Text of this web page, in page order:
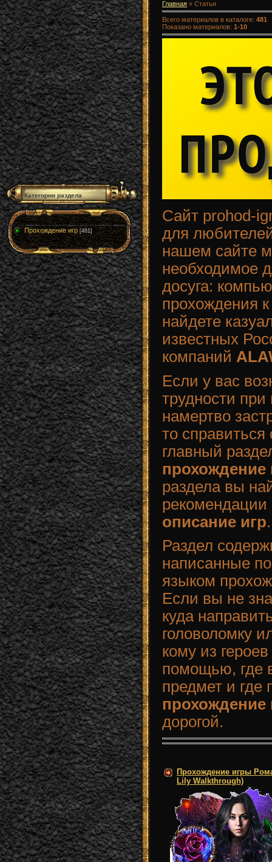
Категории раздела
Прохождение игр [481]
Главная » Статьи
Всего материалов в каталоге: 481
Показано материалов: 1-10
Сайт prohod-
для
нашем сайте
необходимое
досуга:
прохождения
найдете
известных
компаний
Если у вас
трудности
намертво
то
главный
прохождение
раздела вы
описание игр.
Раздел
написанные
языком
Если вы не
куда
головоломку
кому из
помощью, где
предмет и где
прохождение
дорогой.
Прохождение игры
Lily Walkthrough)